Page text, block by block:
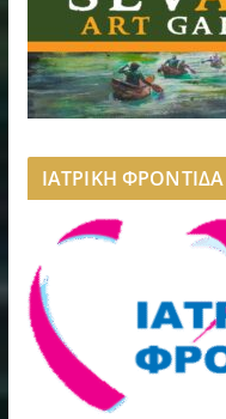
ΙΑΤΡΙΚΗ ΦΡΟΝΤΙΔΑ